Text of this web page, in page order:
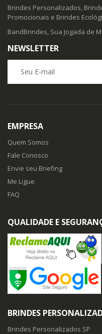
Brindes Personalizados,
Promocionais e Brindes
BandBrindes, Sua Jogada de
NEWSLETTER
EMPRESA
Quem Somos
Fale Conosco
Envie seu Briefing
Me Ligue
FAQ
QUALIDADE E
BRINDES
Brindes Personalizados SP